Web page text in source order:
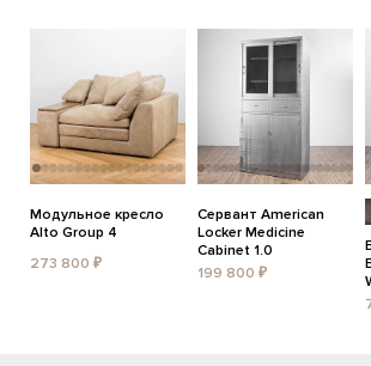
Модульное кресло
Alto Group 4
273 800 ₽
Сервант American
Locker Medicine
Cabinet 1.0
199 800 ₽